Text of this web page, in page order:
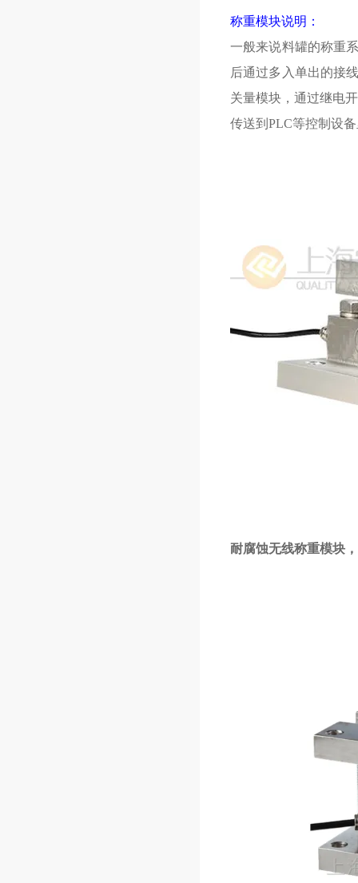
称重模块说明：
一般来说料罐的称重
后通过多入单出的接
关量模块，通过继电
传送到 PLC等控制设
耐腐蚀无线称重模块